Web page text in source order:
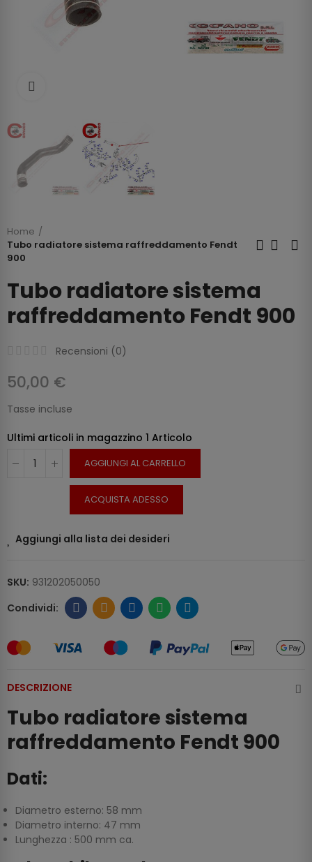
Home
Tubo radiatore sistema raffreddamento Fendt
900
Tubo radiatore sistema
raffreddamento Fendt 900
Recensioni (0)
50,00 €
Tasse incluse
Ultimi articoli in magazzino 1 Articolo
AGGIUNGI AL CARRELLO
ACQUISTA ADESSO
Aggiungi alla lista dei desideri
SKU: 931202050050
DESCRIZIONE
Tubo radiatore sistema
raffreddamento Fendt 900
Dati:
Diametro esterno: 58 mm
Diametro interno: 47 mm
Lunghezza : 500 mm ca.